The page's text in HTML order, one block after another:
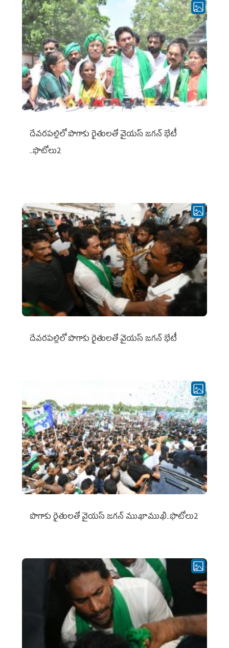
దేవరపల్లిలో పొగాకు రైతులతో వైయస్ జగన్ భేటీ
..ఫొటోలు2
దేవరపల్లిలో పొగాకు రైతులతో వైయస్ జగన్ భేటీ
పొగాకు రైతుల‌తో వైయ‌స్ జ‌గ‌న్ ముఖాముఖి..ఫొటోలు2